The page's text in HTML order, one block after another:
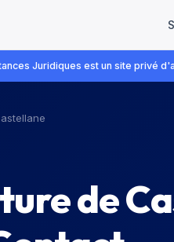
Juridiques est un site privé
de